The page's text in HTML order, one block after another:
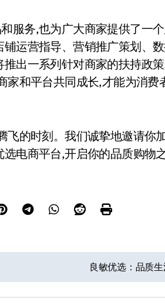
服务,也为广大商家提供了一
运营指导、营销推广策划、
出一系列针对商家的扶持政
和平台共同成长,才能为消费
的时刻。我们诚挚地邀请你
电商平台,开启你的品质购物
良敏优选：品质